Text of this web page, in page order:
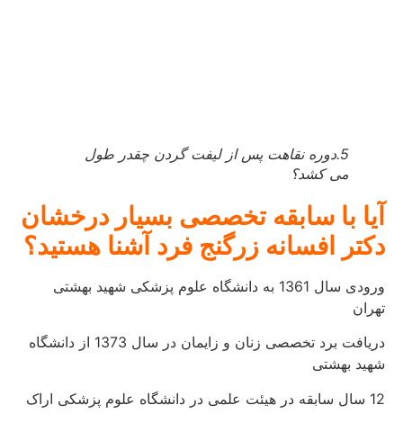
5.دوره نقاهت پس از لیفت گردن چقدر طول
می کشد؟
آیا با سابقه تخصصی بسیار درخشان
دکتر افسانه زرگنج فرد آشنا هستید؟
ورودی سال 1361 به دانشگاه علوم پزشکی شهید بهشتی
تهران
دریافت برد تخصصی زنان و زایمان در سال 1373 از دانشگاه
شهید بهشتی
12 سال سابقه در هیئت علمی در دانشگاه علوم پزشکی اراک